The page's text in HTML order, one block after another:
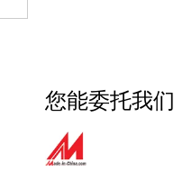
您能委托我们